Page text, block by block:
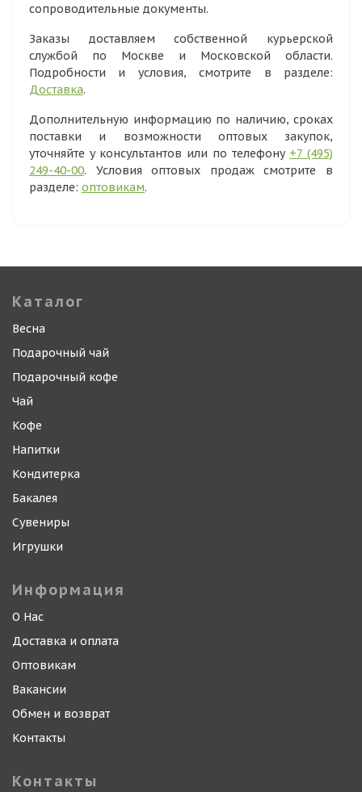
сопроводительные документы.
Заказы доставляем собственной курьерской
службой по Москве и Московской области.
Подробности и условия, смотрите в разделе:
Доставка.
Дополнительную информацию по наличию, сроках
поставки и возможности оптовых закупок,
уточняйте у консультантов или по телефону +7 (495)
249-40-00. Условия оптовых продаж смотрите в
разделе: оптовикам.
Каталог
Весна
Подарочный чай
Подарочный кофе
Чай
Кофе
Напитки
Кондитерка
Бакалея
Сувениры
Игрушки
Информация
О Нас
Доставка и оплата
Оптовикам
Вакансии
Обмен и возврат
Контакты
Контакты